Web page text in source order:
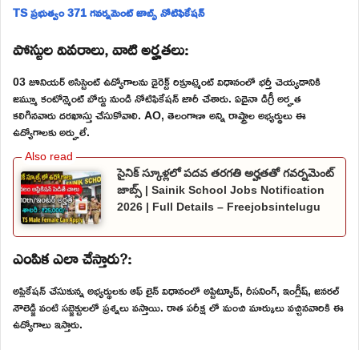
TS ప్రభుత్వం 371 గవర్నమెంట్ జాబ్స్ నోటిఫికేషన్
పోస్టుల వివరాలు, వాటి అర్హతలు:
03 జూనియర్ అసిస్టెంట్ ఉద్యోగాలను డైరెక్ట్ రిక్రూట్మెంట్ విధానంలో భర్తీ చెయ్యడానికి
జమ్మూ కంటోన్మెంట్ బోర్డు నుండి నోటిఫికేషన్ జారీ చేశారు. ఏదైనా డిగ్రీ అర్హత
కలిగినవారు దరఖాస్తు చేసుకోవాలి. AO, తెలంగాణా అన్ని రాష్ట్రాల అభ్యర్థులు ఈ
ఉద్యోగాలకు అర్హులే.
సైనిక్ స్కూళ్లలో పదవ తరగతి అర్హతతో గవర్నమెంట్
జాబ్స్ | Sainik School Jobs Notification
2026 | Full Details – Freejobsintelugu
ఎంపిక ఎలా చేస్తారు?:
అప్లికేషన్ చేసుకున్న అభ్యర్థులకు ఆఫ్ లైన్ విధానంలో అప్టిట్యూడ్, రీసనింగ్, ఇంగ్లీష్, జనరల్
నౌలెడ్జి వంటి సబ్జెక్టులలో ప్రశ్నలు వస్తాయి. రాత పరీక్ష లో మంచి మార్కులు వచ్చినవారికి ఈ
ఉద్యోగాలు ఇస్తారు.